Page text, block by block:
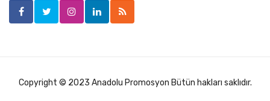
Copyright © 2023 Anadolu Promosyon Bütün hakları saklıdır.